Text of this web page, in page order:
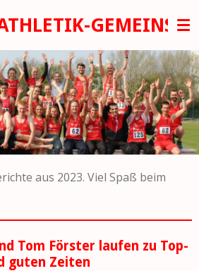
aus 2023. Viel Spaß beim
Tom Förster laufen zu Top-
guten Zeiten